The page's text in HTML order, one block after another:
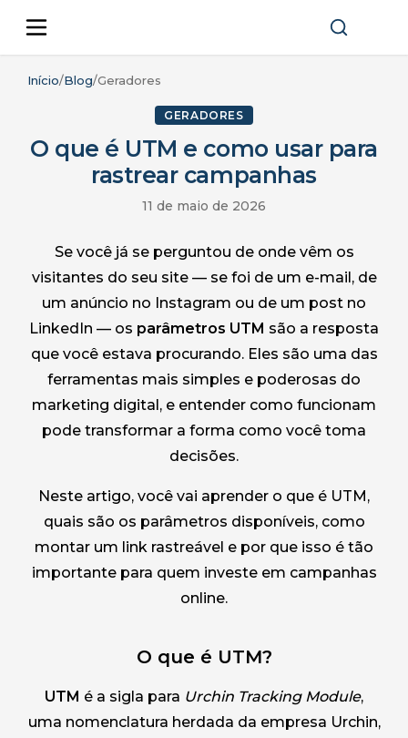
Início/Blog/Geradores
GERADORES
O que é UTM e como usar para
rastrear campanhas
11 de maio de 2026
Se você já se perguntou de onde vêm os
visitantes do seu site — se foi de um e-mail, de
um anúncio no Instagram ou de um post no
LinkedIn — os parâmetros UTM são a resposta
que você estava procurando. Eles são uma das
ferramentas mais simples e poderosas do
marketing digital, e entender como funcionam
pode transformar a forma como você toma
decisões.
Neste artigo, você vai aprender o que é UTM,
quais são os parâmetros disponíveis, como
montar um link rastreável e por que isso é tão
importante para quem investe em campanhas
online.
O que é UTM?
UTM é a sigla para Urchin Tracking Module,
uma nomenclatura herdada da empresa Urchin,